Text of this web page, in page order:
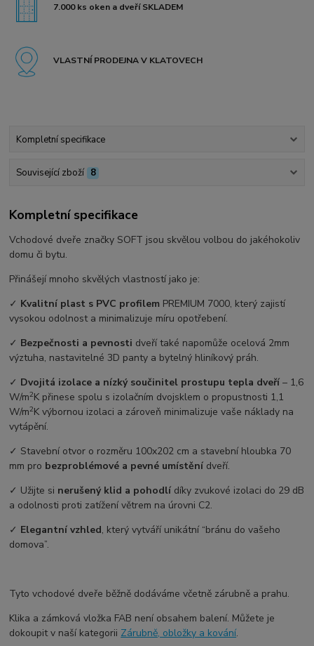
7.000 ks oken a dveří SKLADEM
VLASTNÍ PRODEJNA V KLATOVECH
Kompletní specifikace
Související zboží 8
Kompletní specifikace
Vchodové dveře značky SOFT jsou skvělou volbou do jakéhokoliv
domu či bytu.
Přinášejí mnoho skvělých vlastností jako je:
✓ Kvalitní plast s PVC profilem PREMIUM 7000, který zajistí
vysokou odolnost a minimalizuje míru opotřebení.
✓ Bezpečnosti a pevnosti dveří také napomůže ocelová 2mm
výztuha, nastavitelné 3D panty a bytelný hliníkový práh.
✓ Dvojitá izolace a nízký součinitel prostupu tepla dveří –⁠ 1,6
W/m2K přinese spolu s izolačním dvojsklem o propustnosti 1,1
W/m2K výbornou izolaci a zároveň minimalizuje vaše náklady na
vytápění.
✓ Stavební otvor o rozměru 100x202 cm a stavební hloubka 70
mm pro bezproblémové a pevné umístění dveří.
✓ Užijte si nerušený klid a pohodlí díky zvukové izolaci do 29 dB
a odolnosti proti zatížení větrem na úrovni C2.
✓ Elegantní vzhled, který vytváří unikátní “bránu do vašeho
domova”.
Tyto vchodové dveře běžně dodáváme včetně zárubně a prahu.
Klika a zámková vložka FAB není obsahem balení. Můžete je
dokoupit v naší kategorii Zárubně, obložky a kování.